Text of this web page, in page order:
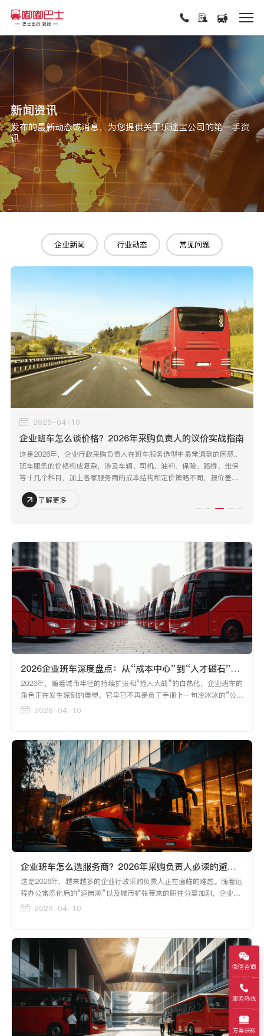
新闻资讯
发布的最新动态或消息，为您提供关于乐途宝公司的第一手资
讯
企业新闻 行业动态 常见问题
2026-04-10
企业班车怎么谈价格？2026年采购负责人的议价实战指南
这是2026年，企业行政采购负责人在班车服务选型中最常遇到的困惑。
班车服务的价格构成复杂，涉及车辆、司机、油料、保险、路桥、维保
等十几个科目，加上各家服务商的成本结构和定价策略不同，报价差异
了解更多
2026企业班车深度盘点：从“成本中心”到“人才磁石”，头部企业如何用智慧出行破局？
2026年，随着城市半径的持续扩张和“抢人大战”的白热化，企业班车的
角色正在发生深刻的重塑。它早已不再是员工手册上一句冷冰冰的“公司
提供班车”，而是HR在谈薪时的“定心丸”，是行政端展现企业温度的核
2026-04-10
企业班车怎么选服务商？2026年采购负责人必读的避坑指南
这是2026年，越来越多的企业行政采购负责人正在面临的难题。随着远
程办公常态化后的“返岗潮”以及城市扩张带来的职住分离加剧，企业班
车已经从“大厂专属福利”变成了“中大型企业的标配刚需”。然而，面对
走”。
2026-04-10
微信咨询
服务热线
方案获取